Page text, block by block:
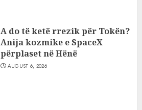
A do të ketë rrezik për Tokën?
Anija kozmike e SpaceX
përplaset në Hënë
AUGUST 6, 2026